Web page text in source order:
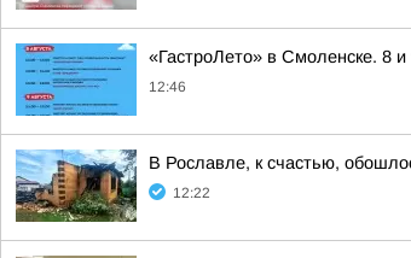
«ГастроЛето» в Смоленске. 8
12:46
В Рославле, к счастью,
12:22